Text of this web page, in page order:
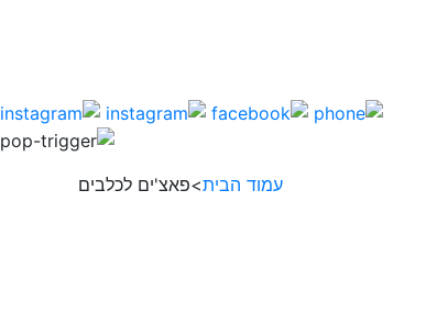
עמוד הבית>פאצ'ים לכלבים